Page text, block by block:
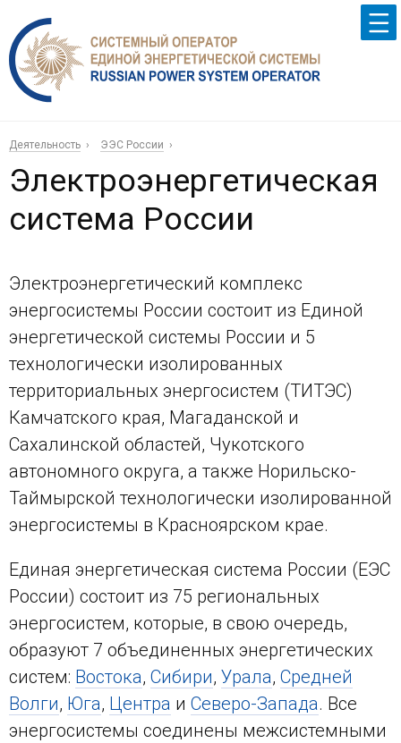
Деятельность ЭЭС России
Электроэнергетическая
система России
Электроэнергетический комплекс
энергосистемы России состоит из Единой
энергетической системы России и 5
технологически изолированных
территориальных энергосистем (ТИТЭС)
Камчатского края, Магаданской и
Сахалинской областей, Чукотского
автономного округа, а также Норильско-
Таймырской технологически изолированной
энергосистемы в Красноярском крае.
Единая энергетическая система России (ЕЭС
России) состоит из 75 региональных
энергосистем, которые, в свою очередь,
образуют 7 объединенных энергетических
систем: Востока, Сибири, Урала, Средней
Волги, Юга, Центра и Северо-Запада. Все
энергосистемы соединены межсистемными